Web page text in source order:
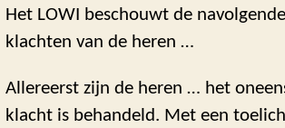
Het LOWI beschouwt de
klachten van de heren …
Allereerst zijn de heren … het
klacht is behandeld. Met een